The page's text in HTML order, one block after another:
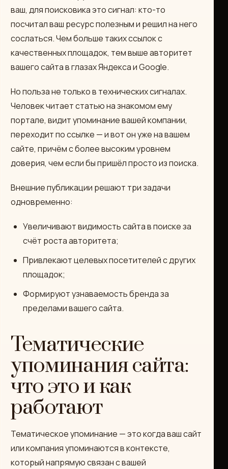
ваш, для поисковика это сигнал: кто-то
посчитал ваш ресурс полезным и решил на него
сослаться. Чем больше таких ссылок с
качественных площадок, тем выше авторитет
вашего сайта в глазах Яндекса и Google.
Но польза не только в технических сигналах.
Человек читает статью на знакомом ему
портале, видит упоминание вашей компании,
переходит по ссылке — и вот он уже на вашем
сайте, причём с более высоким уровнем
доверия, чем если бы пришёл просто из поиска.
Внешние публикации решают три задачи
одновременно:
Увеличивают видимость сайта в поиске за
счёт роста авторитета;
Привлекают целевых посетителей с других
площадок;
Формируют узнаваемость бренда за
пределами вашего сайта.
Тематические
упоминания сайта:
что это и как
работают
Тематическое упоминание — это когда ваш сайт
или компания упоминаются в контексте,
который напрямую связан с вашей